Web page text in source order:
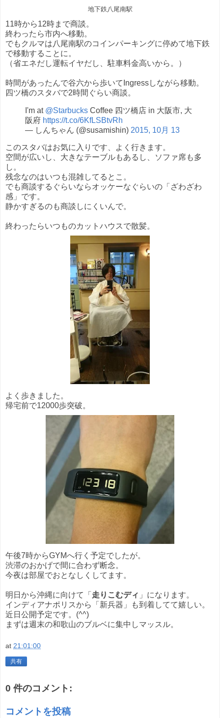
地下鉄八尾南駅
11時から12時まで商談。
終わったら市内へ移動。
でもクルマは八尾南駅のコインパーキングに停めて地下鉄
で移動することに。
（省エネだし運転イヤだし、駐車料金高いから。）
時間があったんで谷六から歩いてIngressしながら移動。
四ツ橋のスタバで2時間ぐらい商談。
I'm at @Starbucks Coffee 四ツ橋店 in 大阪市, 大
阪府 https://t.co/6KfLSBtvRh
— しんちゃん (@susamishin) 2015, 10月 13
このスタバはお気に入りです、よく行きます。
空間が広いし、大きなテーブルもあるし、ソファ席も多
し。
残念なのはいつも混雑してるとこ。
でも商談するぐらいならオッケーなぐらいの「ざわざわ
感」です。
静かすぎるのも商談しにくいんで。
終わったらいつものカットハウスで散髪。
よく歩きました。
帰宅前で12000歩突破。
午後7時からGYMへ行く予定でしたが。
渋滞のおかげで間に合わず断念。
今夜は部屋でおとなしくしてます。
明日から沖縄に向けて「 走りこむディ 」になります。
インディアナポリスから「新兵器」も到着してて嬉しい。
近日公開予定です。(^^)
まずは週末の和歌山のブルベに集中しマッスル。
at 21:01:00
共有
0 件のコメント:
コメントを投稿